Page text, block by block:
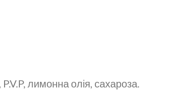
лимонна олія, сахароза.